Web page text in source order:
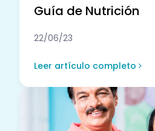
Guía de Nutrición
22/06/23
Leer artículo completo